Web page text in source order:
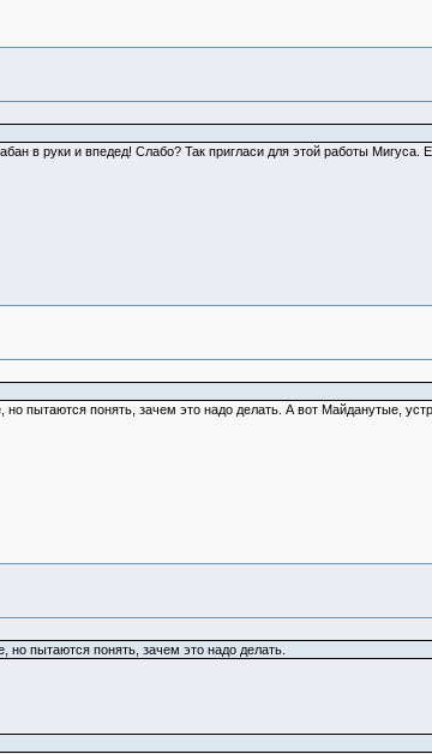
в руки и впедед! Слабо? Так пригласи для этой работы
пытаются понять, зачем это надо делать. А вот Майданутые,
пытаются понять, зачем это надо делать.